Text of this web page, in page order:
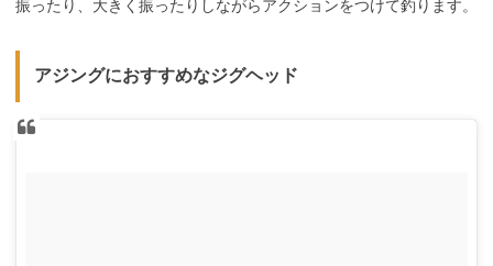
振ったり、大きく振ったりしながらアクションをつけて釣ります。
アジングにおすすめなジグヘッド